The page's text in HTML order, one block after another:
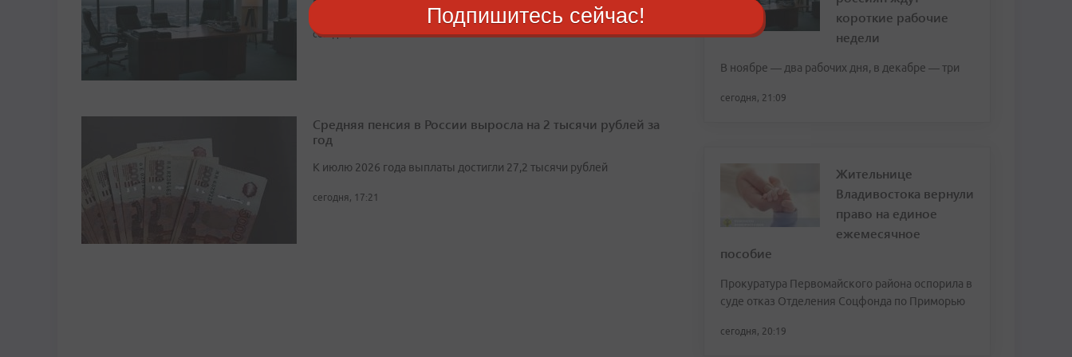
В ноябре — два рабочих дня, в декабре — три
сегодня, 21:09
Средняя пенсия в России выросла на 2 тысячи рублей за
год
К июлю 2026 года выплаты достигли 27,2 тысячи рублей
сегодня, 17:21
короткие рабочие
недели
В ноябре — два рабочих дня, в декабре — три
сегодня, 21:09
Жительнице
Владивостока вернули
право на единое
ежемесячное
пособие
Прокуратура Первомайского района оспорила в
суде отказ Отделения Соцфонда по Приморью
сегодня, 20:19
Подпишитесь сейчас!